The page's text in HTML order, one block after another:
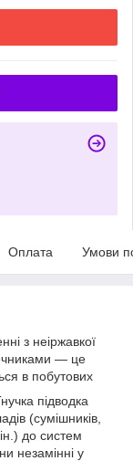
Оплата Умови
з неіржавкої
— це
в побутових
підводка
(сумішників,
до систем
незамінні у